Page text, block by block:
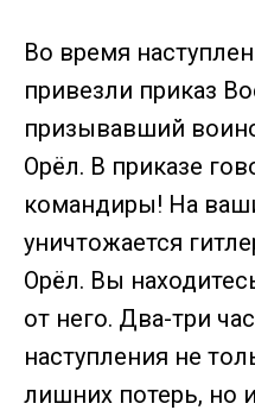
Во время
привезли приказ
призывавший
Орёл. В приказе
командиры! На
уничтожается
Орёл. Вы
от него. Два-три
наступления не
лишних потерь, но